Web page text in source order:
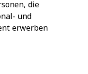
die
und
erwerben